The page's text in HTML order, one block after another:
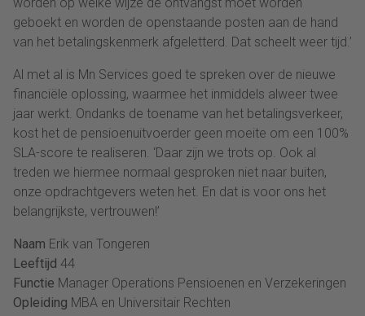
geboekt en worden de openstaande posten aan de hand
van het betalingskenmerk afgeletterd. Dat scheelt weer tijd.’
Al met al is Mn Services goed te spreken over de nieuwe
financiële oplossing, waarmee het inmiddels alweer twee
jaar werkt. Ondanks de toename van het betalingsverkeer,
kost het de pensioenuitvoerder geen moeite om een 100%
SLA-score te realiseren. ‘Daar zijn we trots op. Ook al
treden we hiermee normaal gesproken niet naar buiten,
onze opdrachtgevers weten het. En dat is voor ons het
belangrijkste, vertrouwen!’
Naam Erik van Tongeren
Leeftijd 44
Functie Manager Operations Pensioenen en Verzekeringen
Opleiding MBA en Universitair Rechten